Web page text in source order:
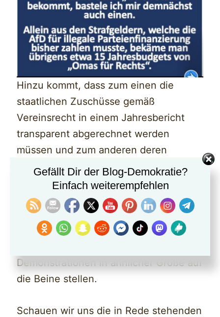
Hinzu kommt, dass zum einen die
staatlichen Zuschüsse gemäß
Vereinsrecht in einem Jahresbericht
transparent abgerechnet werden
müssen und zum anderen deren
Gesamtvolumen weit unterhalb der
Summen für die Parteienfinanzierung
liegt.
Union oder AfD, bzw. deren Vorfeld
Demonstrationen in ähnlicher Größe auf
die Beine stellen.
Schauen wir uns die in Rede stehenden
Gefällt Dir der Blog-Demokratie?
Einfach weiterempfehlen